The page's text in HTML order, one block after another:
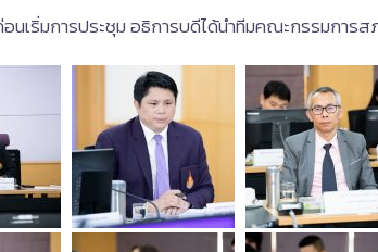
อนเริ่มการประชุม อธิการบดีได้นำทีมคณะกรรมการ